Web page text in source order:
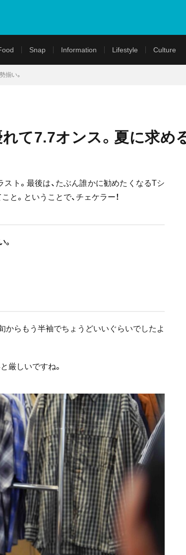
Snap Information Lifestyle Culture
揃い。
れて7.7オンス。夏に求め
ト。最後は、たぶん誰かに勧めたくなるTシ
と。ということで、チェケラー！
からもう半袖でちょうどいいぐらいでしたよ
厳しいですね。